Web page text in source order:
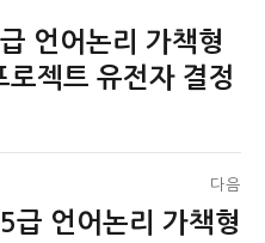
언어논리 가책형
젝트 유전자 결정
다음
급 언어논리 가책형